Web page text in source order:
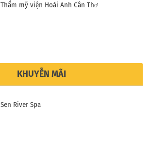
Thẩm mỹ viện Hoài Anh Cần Thơ
KHUYỄN MÃI
Sen River Spa